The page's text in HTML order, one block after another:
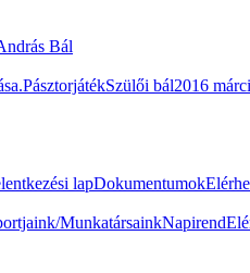
Bál
PásztorjátékSzülői bál2016
lapDokumentumok
MunkatársainkNapirend